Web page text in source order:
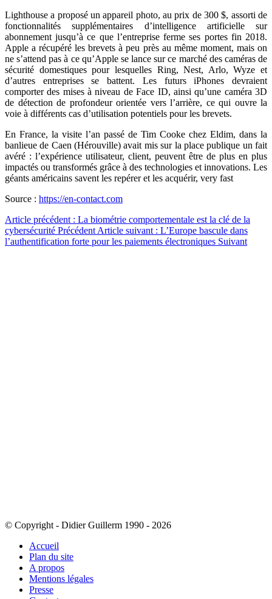
Lighthouse a proposé un appareil photo, au prix de 300 $, assorti de
fonctionnalités supplémentaires d’intelligence artificielle sur
abonnement jusqu’à ce que l’entreprise ferme ses portes fin 2018.
Apple a récupéré les brevets à peu près au même moment, mais on
ne s’attend pas à ce qu’Apple se lance sur ce marché des caméras de
sécurité domestiques pour lesquelles Ring, Nest, Arlo, Wyze et
d’autres entreprises se battent. Les futurs iPhones devraient
comporter des mises à niveau de Face ID, ainsi qu’une caméra 3D
de détection de profondeur orientée vers l’arrière, ce qui ouvre la
voie à différents cas d’utilisation potentiels pour les brevets.
En France, la visite l’an passé de Tim Cooke chez Eldim, dans la
banlieue de Caen (Hérouville) avait mis sur la place publique un fait
avéré : l’expérience utilisateur, client, peuvent être de plus en plus
impactés ou transformés grâce à des technologies et innovations. Les
géants américains savent les repérer et les acquérir, very fast
Source : https://en-contact.com
Article précédent : La biométrie comportementale est la clé de la
cybersécurité Précédent Article suivant : L’Europe bascule dans
l’authentification forte pour les paiements électroniques Suivant
© Copyright - Didier Guillerm 1990 - 2026
Accueil
Plan du site
A propos
Mentions légales
Presse